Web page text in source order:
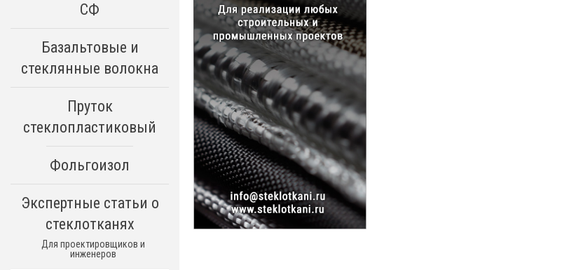
СФ
Базальтовые и
стеклянные волокна
Пруток
стеклопластиковый
Фольгоизол
Экспертные статьи о
стеклотканях
Для проектировщиков и
инженеров